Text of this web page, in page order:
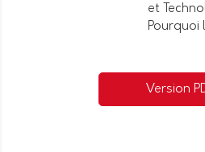
et
Pourquoi
Version